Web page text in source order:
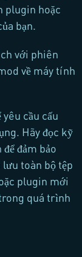
plugin hoặc
bạn.
với phiên
về máy tính
cầu cấu
Hãy đọc kỹ
đảm bảo
toàn bộ tệp
plugin mới
quá trình